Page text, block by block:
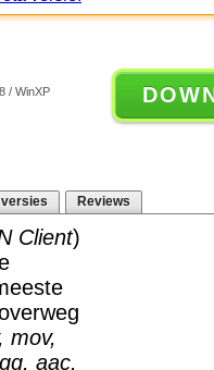
/ WinXP
Reviews
Client)
mov,
aac,